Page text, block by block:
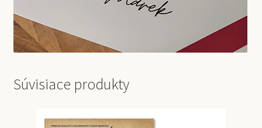
Súvisiace produkty